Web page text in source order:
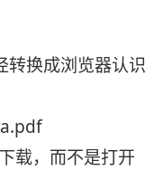
转换成浏览器认识
载，而不是打开